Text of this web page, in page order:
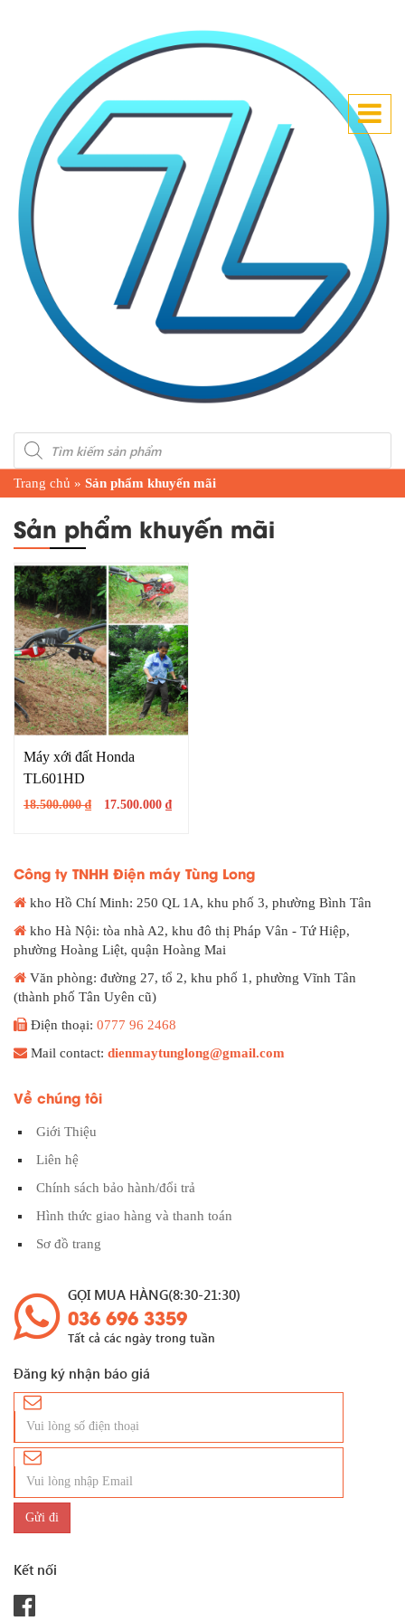
Products
search
Trang chủ » Sản phẩm khuyến mãi
Sản phẩm khuyến mãi
Máy xới đất Honda
TL601HD
18.500.000₫
Original
17.500.000 ₫Current
Công ty TNHH Điện máy Tùng Long
kho Hồ Chí Minh: 250 QL 1A, khu phố 3, phường Bình Tân
kho Hà Nội: tòa nhà A2, khu đô thị Pháp Vân - Tứ Hiệp,
phường Hoàng Liệt, quận Hoàng Mai
Văn phòng: đường 27, tổ 2, khu phố 1, phường Vĩnh Tân
(thành phố Tân Uyên cũ)
Điện thoại: 0777 96 2468
Mail contact: dienmaytunglong@gmail.com
Về chúng tôi
Giới Thiệu
Liên hệ
Chính sách bảo hành/đổi trả
Hình thức giao hàng và thanh toán
Sơ đồ trang
GỌI MUA HÀNG(8:30-21:30)
036 696 3359
Tất cả các ngày trong tuần
Đăng ký nhận báo giá
Kết nối